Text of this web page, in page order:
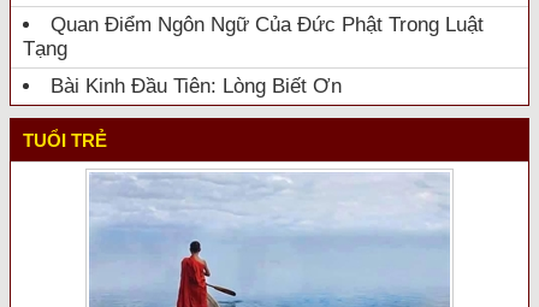
Quan Điểm Ngôn Ngữ Của Đức Phật Trong Luật
Tạng
Bài Kinh Đầu Tiên: Lòng Biết Ơn
TUỔI TRẺ